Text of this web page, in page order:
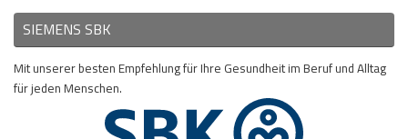
SIEMENS SBK
Mit unserer besten Empfehlung für Ihre Gesundheit im Beruf und Alltag
für jeden Menschen.